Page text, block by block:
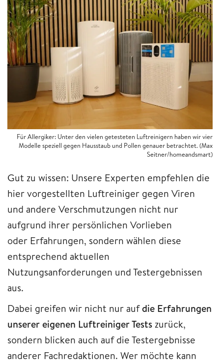
Für Allergiker: Unter den vielen getesteten Luftreinigern haben wir vier
Modelle speziell gegen Hausstaub und Pollen genauer betrachtet. (Max
Seitner/homeandsmart)
Gut zu wissen: Unsere Experten empfehlen die
hier vorgestellten Luftreiniger gegen Viren
und andere Verschmutzungen nicht nur
aufgrund ihrer persönlichen Vorlieben
oder Erfahrungen, sondern wählen diese
entsprechend aktuellen
Nutzungsanforderungen und Testergebnissen
aus.
Dabei greifen wir nicht nur aufdie Erfahrungen
unserer eigenen Luftreiniger Testszurück,
sondern blicken auch auf die Testergebnisse
anderer Fachredaktionen. Wer möchte kann